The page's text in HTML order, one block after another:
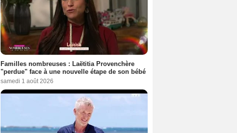
Familles nombreuses : Laëtitia Provenchère
"perdue" face à une nouvelle étape de son bébé
samedi 1 août 2026